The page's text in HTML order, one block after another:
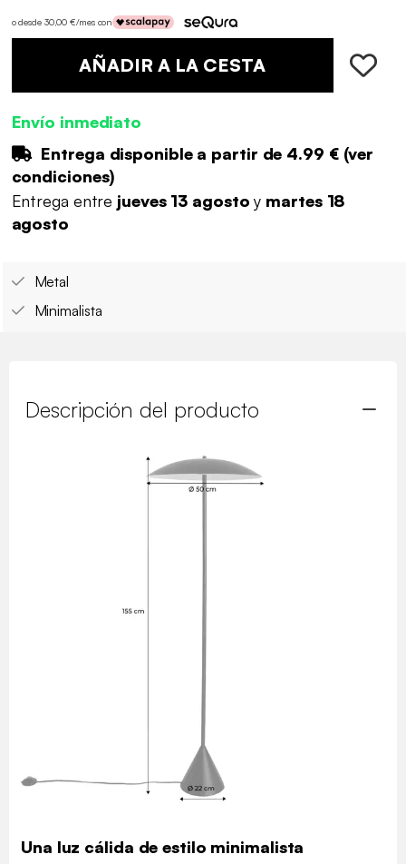
o desde 30,00 €/mes con
AÑADIR A LA CESTA
Envío inmediato
Entrega disponible a partir de 4.99 €(ver
condiciones)
Entrega entre jueves 13 agostoy martes 18
agosto
Metal
Minimalista
Descripción del producto
Una luz cálida de estilo minimalista